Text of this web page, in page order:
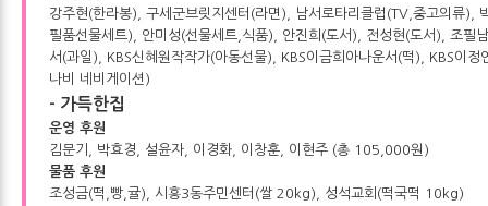
강주현(한라봉), 구세군브릿지센터(라면), 남서로타리클럽(TV,중고의류),
필품선물세트), 안미성(선물세트,식품), 안진희(도서), 전성현(도서), 조필
서(과일), KBS신혜원작작가(아동선물), KBS이금희아나운서(떡), KBS이
나비 네비게이션)
- 가득한집
운영 후원
김문기, 박효경, 설윤자, 이경화, 이창훈, 이현주 (총 105,000원)
물품 후원
조성금(떡,빵,귤), 시흥3동주민센터(쌀 20kg), 성석교회(떡국떡 10kg)